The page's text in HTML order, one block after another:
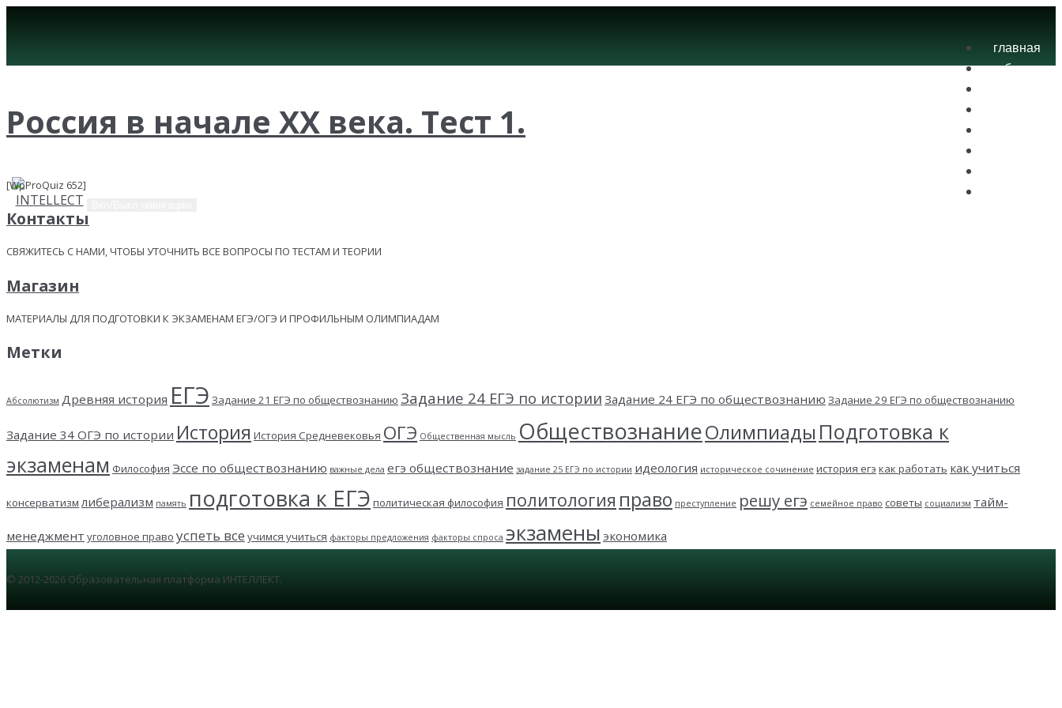
главная
блог
Россия в начале ХХ века. Тест 1.
[WpProQuiz 652]
Контакты
СВЯЖИТЕСЬ С НАМИ, ЧТОБЫ УТОЧНИТЬ ВСЕ ВОПРОСЫ ПО ТЕСТАМ И ТЕОРИИ
Магазин
МАТЕРИАЛЫ ДЛЯ ПОДГОТОВКИ К ЭКЗАМЕНАМ ЕГЭ/ОГЭ И ПРОФИЛЬНЫМ ОЛИМПИАДАМ
Метки
Абсолютизм Древняя история ЕГЭ Задание 21 ЕГЭ по обществознанию Задание 24 ЕГЭ по истории Задание 24 ЕГЭ по обществознанию Задание 29 ЕГЭ по обществознанию
Задание 34 ОГЭ по истории История История Средневековья ОГЭ Общественная мысль ОбществознаниеОлимпиады Подготовка к
экзаменам Философия Эссе по обществознанию важные дела егэ обществознание задание 25 ЕГЭ по истории идеология историческое сочинение история егэ как работать как учиться
консерватизм либерализм память подготовка к ЕГЭ политическая философия политология право преступление решу егэ семейное право советы социализм тайм-
менеджмент уголовное право успеть все учимся учиться факторы предложения факторы спроса экзамены экономика
© 2012-2026 Образовательная платформа ИНТЕЛЛЕКТ.